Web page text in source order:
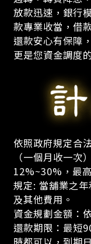
放款迅速，銀行
款專業收當，借
還款安心有保障
更是您資金調度
依照政府規定合
（一個月收一
12%~30%，最
規定: 當舖業之
及其他費用。
資金規劃金額：
還款期限：最短